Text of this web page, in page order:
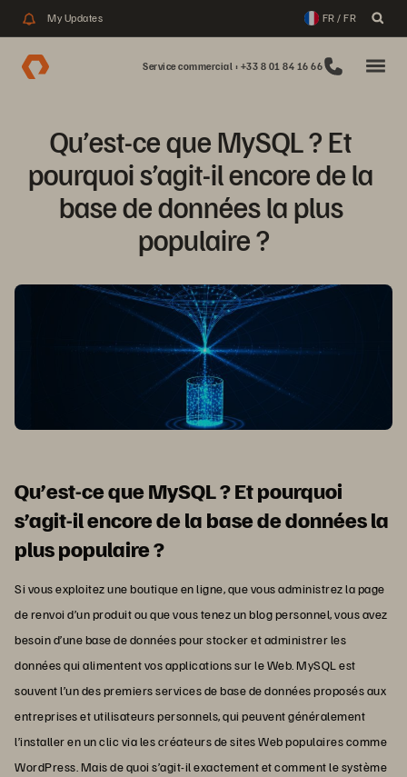
My Updates FR / FR
Service commercial : +33 8 01 84 16 66
Qu’est-ce que MySQL ? Et
pourquoi s’agit-il encore de la
base de données la plus
populaire ?
Qu’est-ce que MySQL ? Et pourquoi
s’agit-il encore de la base de données la
plus populaire ?
Si vous exploitez une boutique en ligne, que vous administrez la page
de renvoi d’un produit ou que vous tenez un blog personnel, vous avez
besoin d’une base de données pour stocker et administrer les
données qui alimentent vos applications sur le Web. MySQL est
souvent l’un des premiers services de base de données proposés aux
entreprises et utilisateurs personnels, qui peuvent généralement
l’installer en un clic via les créateurs de sites Web populaires comme
WordPress. Mais de quoi s’agit-il exactement et comment le système